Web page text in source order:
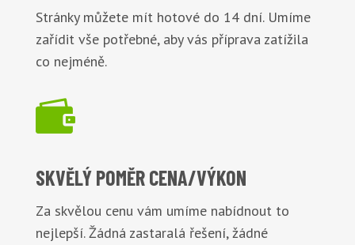
Stránky můžete mít hotové do 14 dní. Umíme
zařídit vše potřebné, aby vás příprava zatížila
co nejméně.

SKVĚLÝ POMĚRCENA/VÝKON
Za skvělou cenu vám umíme nabídnout to
nejlepší. Žádná zastaralá řešení, žádné